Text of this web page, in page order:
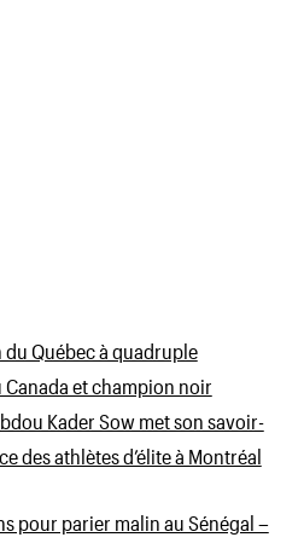
du Québec à quadruple
et champion noir
Kader Sow met son savoir-
des athlètes d’élite à Montréal
pour parier malin au Sénégal –